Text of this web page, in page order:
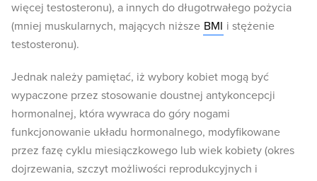
więcej testosteronu), a innych do długotrwałego pożycia
(mniej muskularnych, mających niższe BMI i stężenie
testosteronu).
Jednak należy pamiętać, iż wybory kobiet mogą być
wypaczone przez stosowanie doustnej antykoncepcji
hormonalnej, która wywraca do góry nogami
funkcjonowanie układu hormonalnego, modyfikowane
przez fazę cyklu miesiączkowego lub wiek kobiety (okres
dojrzewania, szczyt możliwości reprodukcyjnych i